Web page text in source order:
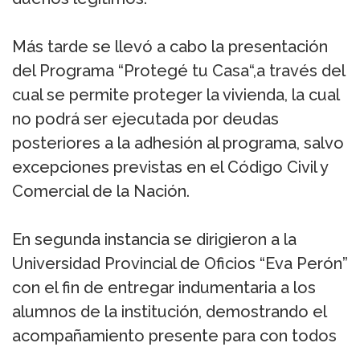
Más tarde se llevó a cabo la presentación
del Programa “Protegé tu Casa“,a través del
cual se permite proteger la vivienda, la cual
no podrá ser ejecutada por deudas
posteriores a la adhesión al programa, salvo
excepciones previstas en el Código Civil y
Comercial de la Nación.
En segunda instancia se dirigieron a la
Universidad Provincial de Oficios “Eva Perón”
con el fin de entregar indumentaria a los
alumnos de la institución, demostrando el
acompañamiento presente para con todos